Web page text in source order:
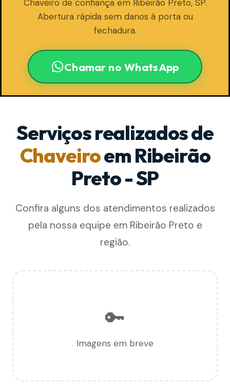
Chaveiro de confiança em Ribeirão Preto, SP.
Abertura rápida sem danos à porta ou
fechadura.
Chamar no WhatsApp
Serviços realizados de
Chaveiroem Ribeirão
Preto - SP
Confira alguns dos atendimentos realizados
pela nossa equipe em Ribeirão Preto e
região.
🔑
Imagens em breve